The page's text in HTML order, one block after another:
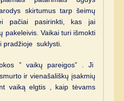
skirtumus tarp šeimų
pačiai pasirinkti, kas jai
pakeleivis. Vaikai turi išmokti
pradžioje suklysti.
” vaikų pareigos” . Ji
ir vienašališkų įsakmių
vaiką elgtis , kaip tėvams